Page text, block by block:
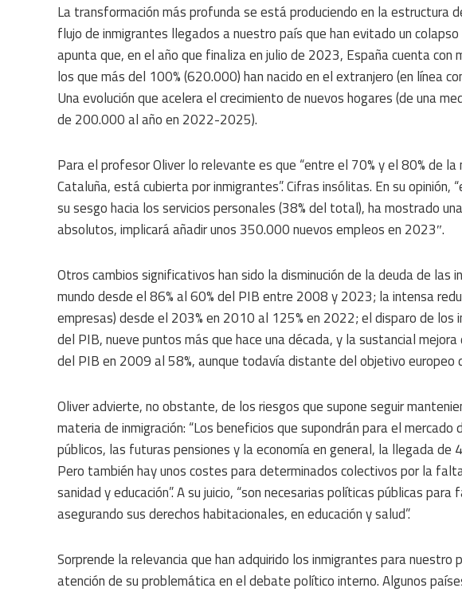
La transformación más profunda se está produciendo en la estructura
flujo de inmigrantes llegados a nuestro país que han evitado un
apunta que, en el año que finaliza en julio de 2023, España cuenta
los que más del 100% (620.000) han nacido en el extranjero (en línea
Una evolución que acelera el crecimiento de nuevos hogares (de una
de 200.000 al año en 2022-2025).
Para el profesor Oliver lo relevante es que “entre el 70% y el 80% de la
Cataluña, está cubierta por inmigrantes”. Cifras insólitas. En su
su sesgo hacia los servicios personales (38% del total), ha mostrado
absolutos, implicará añadir unos 350.000 nuevos empleos en 2023″.
Otros cambios significativos han sido la disminución de la deuda de las
mundo desde el 86% al 60% del PIB entre 2008 y 2023; la intensa
empresas) desde el 203% en 2010 al 125% en 2022; el disparo de los
del PIB, nueve puntos más que hace una década, y la sustancial
del PIB en 2009 al 58%, aunque todavía distante del objetivo europeo
Oliver advierte, no obstante, de los riesgos que supone seguir
materia de inmigración: “Los beneficios que supondrán para el
públicos, las futuras pensiones y la economía en general, la llegada
Pero también hay unos costes para determinados colectivos por la
sanidad y educación”. A su juicio, “son necesarias políticas públicas
asegurando sus derechos habitacionales, en educación y salud”.
Sorprende la relevancia que han adquirido los inmigrantes para
atención de su problemática en el debate político interno. Algunos